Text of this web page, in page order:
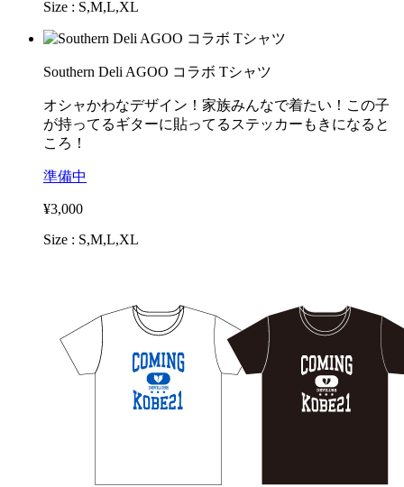
Size : S,M,L,XL
Southern Deli AGOO コラボ Tシャツ
オシャかわなデザイン！家族みんなで着たい！この子
が持ってるギターに貼ってるステッカーもきになると
ころ！
準備中
¥3,000
Size : S,M,L,XL